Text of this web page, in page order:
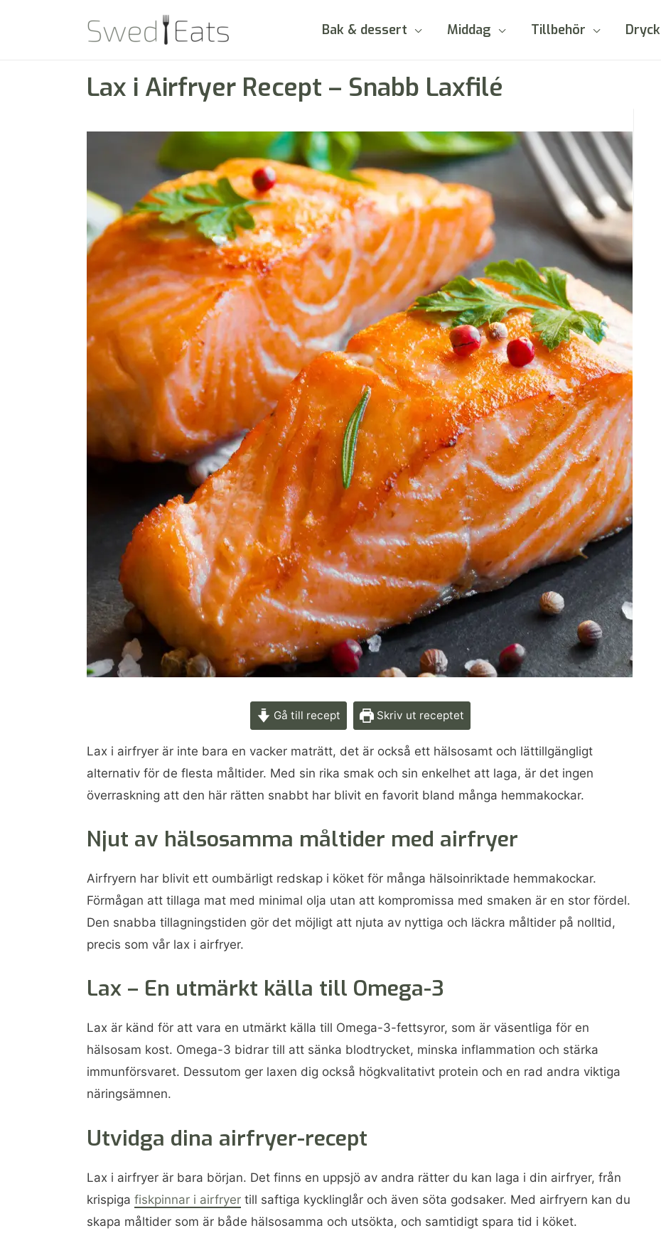
Bak & dessert Middag Tillbehör Dryck
Lax i Airfryer Recept – Snabb Laxfilé
Gå till recept Skriv ut receptet
Lax i airfryer är inte bara en vacker maträtt, det är också ett hälsosamt och lättillgängligt
alternativ för de flesta måltider. Med sin rika smak och sin enkelhet att laga, är det ingen
överraskning att den här rätten snabbt har blivit en favorit bland många hemmakockar.
Njut av hälsosamma måltider med airfryer
Airfryern har blivit ett oumbärligt redskap i köket för många hälsoinriktade hemmakockar.
Förmågan att tillaga mat med minimal olja utan att kompromissa med smaken är en stor fördel.
Den snabba tillagningstiden gör det möjligt att njuta av nyttiga och läckra måltider på nolltid,
precis som vår lax i airfryer.
Lax – En utmärkt källa till Omega-3
Lax är känd för att vara en utmärkt källa till Omega-3-fettsyror, som är väsentliga för en
hälsosam kost. Omega-3 bidrar till att sänka blodtrycket, minska inflammation och stärka
immunförsvaret. Dessutom ger laxen dig också högkvalitativt protein och en rad andra viktiga
näringsämnen.
Utvidga dina airfryer-recept
Lax i airfryer är bara början. Det finns en uppsjö av andra rätter du kan laga i din airfryer, från
krispiga fiskpinnar i airfryer till saftiga kycklinglår och även söta godsaker. Med airfryern kan du
skapa måltider som är både hälsosamma och utsökta, och samtidigt spara tid i köket.